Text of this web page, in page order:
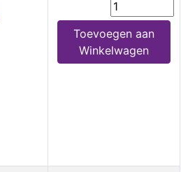
Toevoegen aan
Winkelwagen